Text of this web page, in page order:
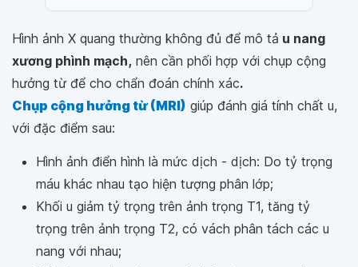
Hình ảnh X quang thường không đủ để mô tả u nang
xương phình mạch, nên cần phối hợp với chụp cộng
hưởng từ để cho chẩn đoán chính xác.
Chụp cộng hưởng từ (MRI) giúp đánh giá tính chất u,
với đặc điểm sau:
Hình ảnh điển hình là mức dịch - dịch: Do tỷ trọng
máu khác nhau tạo hiện tượng phân lớp;
Khối u giảm tỷ trọng trên ảnh trọng T1, tăng tỷ
trọng trên ảnh trọng T2, có vách phân tách các u
nang với nhau;